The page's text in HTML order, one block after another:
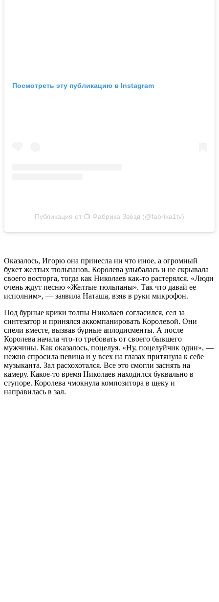
Посмотреть эту публикацию в Instagram
Публикация от 📺 Фабрика Звёзд (@fabrika1tv)
Оказалось, Игорю она принесла ни что иное, а огромный
букет желтых тюльпанов. Королева улыбалась и не скрывала
своего восторга, тогда как Николаев как-то растерялся. «Люди
очень ждут песню «Желтые тюльпаны». Так что давай ее
исполним», — заявила Наташа, взяв в руки микрофон.
Под бурные крики толпы Николаев согласился, сел за
синтезатор и принялся аккомпанировать Королевой. Они
спели вместе, вызвав бурные аплодисменты. А после
Королева начала что-то требовать от своего бывшего
мужчины. Как оказалось, поцелуя. «Ну, поцелуйчик один», —
нежно спросила певица и у всех на глазах притянула к себе
музыканта. Зал расхохотался. Все это смогли заснять на
камеру. Какое-то время Николаев находился буквально в
ступоре. Королева чмокнула композитора в щеку и
направилась в зал.